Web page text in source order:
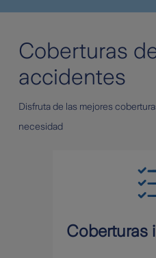
Coberturas
accidentes
Disfruta de las mejores
necesidad
Coberturas